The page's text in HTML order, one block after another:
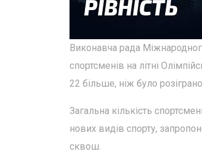
Виконавча рада
спортсменів на літні
22 більше, ніж було
Загальна кількість
нових видів спорту,
сквош.